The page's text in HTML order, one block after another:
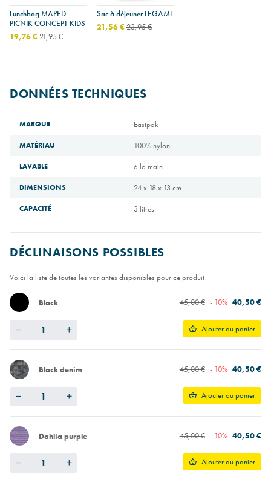
Lunchbag MAPED
PICNIK CONCEPT KIDS
19,76 €21,95 €
Sac à déjeuner LEGAMI
21,56 €23,95 €
DONNÉES TECHNIQUES
MARQUE Eastpak
MATÉRIAU 100% nylon
LAVABLE à la main
DIMENSIONS 24 x 18 x 13 cm
CAPACITÉ 3 litres
DÉCLINAISONS POSSIBLES
Voici la liste de toutes les variantes disponibles pour ce produit
Black 45,00 € - 10% 40,50 €
Ajouter au panier
Black denim 45,00 € - 10% 40,50 €
Ajouter au panier
Dahlia purple 45,00 € - 10% 40,50 €
Ajouter au panier